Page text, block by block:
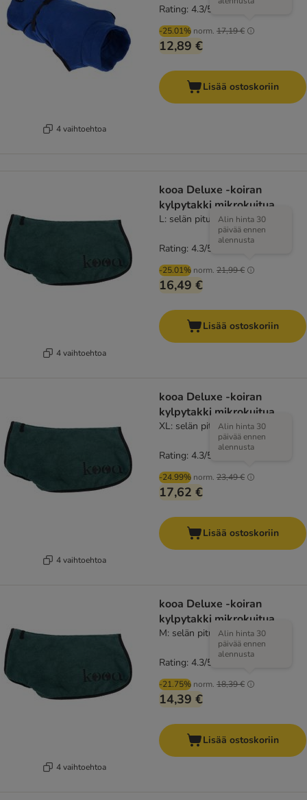
4 vaihtoehtoa
-25.01% norm. 17,19 €
12,89 €
Rating: 4.3/5
Lisää ostoskoriin
4 vaihtoehtoa
kooa Deluxe -koiran
kylpytakki mikrokuitua
L: selän pituus noin 58 cm
-25.01% norm. 21,99 €
Alin hinta 30
päivää ennen
alennusta
16,49 €
Rating: 4.3/5
Lisää ostoskoriin
4 vaihtoehtoa
kooa Deluxe -koiran
kylpytakki mikrokuitua
XL: selän pituus noin 69 cm
-24.99% norm. 23,49 €
Alin hinta 30
päivää ennen
alennusta
17,62 €
Rating: 4.3/5
Lisää ostoskoriin
4 vaihtoehtoa
kooa Deluxe -koiran
kylpytakki mikrokuitua
M: selän pituus noin 45 cm
-21.75% norm. 18,39 €
Alin hinta 30
päivää ennen
alennusta
14,39 €
Rating: 4.3/5
Lisää ostoskoriin